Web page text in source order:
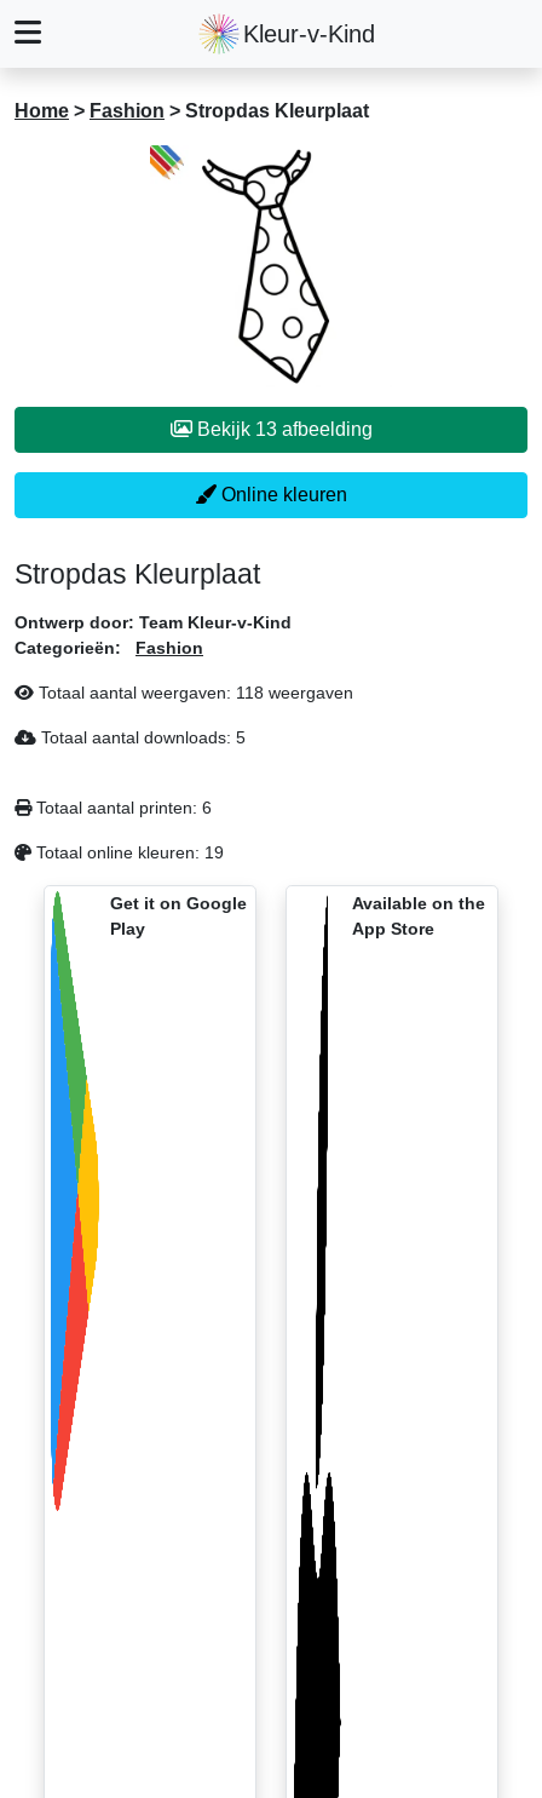
Kleur-v-Kind
Home > Fashion > Stropdas Kleurplaat
Bekijk 13 afbeelding
Online kleuren
Stropdas Kleurplaat
Ontwerp door: Team Kleur-v-Kind
Categorieën:
Fashion
Totaal aantal weergaven: 118 weergaven
Totaal aantal downloads: 5
Totaal aantal printen: 6
Totaal online kleuren: 19
Get it on Google
Play
Available on the
App Store